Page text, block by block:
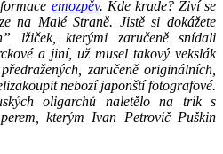
emozpěv. Kde krade? Živí se
na Malé Straně. Jistě si dokážete
lžiček, kterými zaručeně snídali
a jiní, už musel takový vekslák
zaručeně originálních,
zakoupit nebozí japonští fotografové.
oligarchů naletělo na trik s
kterým Ivan Petrovič Puškin